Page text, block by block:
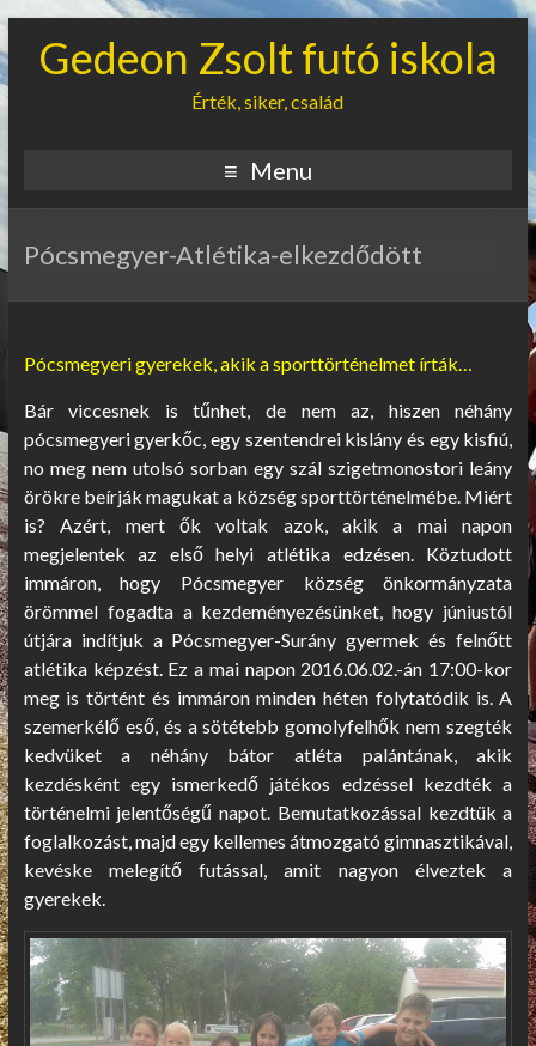
Gedeon Zsolt futó iskola
Érték, siker, család
Menu
Pócsmegyer-Atlétika-elkezdődött
Pócsmegyeri gyerekek, akik a sporttörténelmet írták…
Bár viccesnek is tűnhet, de nem az, hiszen néhány
pócsmegyeri gyerkőc, egy szentendrei kislány és egy kisfiú,
no meg nem utolsó sorban egy szál szigetmonostori leány
örökre beírják magukat a község sporttörténelmébe. Miért
is? Azért, mert ők voltak azok, akik a mai napon
megjelentek az első helyi atlétika edzésen. Köztudott
immáron, hogy Pócsmegyer község önkormányzata
örömmel fogadta a kezdeményezésünket, hogy júniustól
útjára indítjuk a Pócsmegyer-Surány gyermek és felnőtt
atlétika képzést. Ez a mai napon 2016.06.02.-án 17:00-kor
meg is történt és immáron minden héten folytatódik is. A
szemerkélő eső, és a sötétebb gomolyfelhők nem szegték
kedvüket a néhány bátor atléta palántának, akik
kezdésként egy ismerkedő játékos edzéssel kezdték a
történelmi jelentőségű napot. Bemutatkozással kezdtük a
foglalkozást, majd egy kellemes átmozgató gimnasztikával,
kevéske melegítő futással, amit nagyon élveztek a
gyerekek.